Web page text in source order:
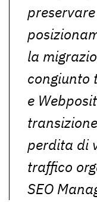
la
congiunto
e
perdita di
traffico
SEO